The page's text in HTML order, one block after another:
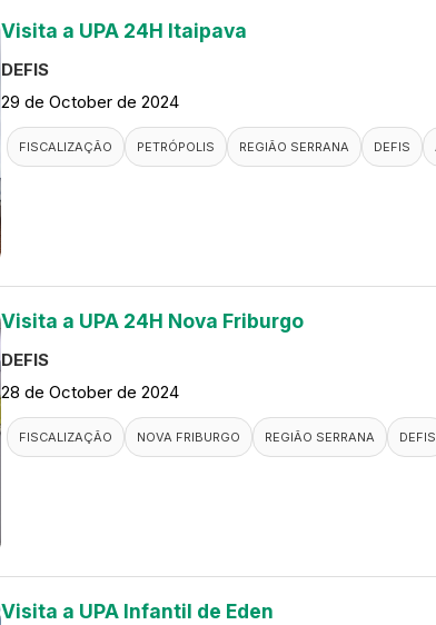
Visita a UPA 24H Itaipava
DEFIS
29 de October de 2024
FISCALIZAÇÃO PETRÓPOLIS REGIÃO SERRANA DEFIS
Visita a UPA 24H Nova Friburgo
DEFIS
28 de October de 2024
FISCALIZAÇÃO NOVA FRIBURGO REGIÃO SERRANA DEFIS
Visita a UPA Infantil de Eden